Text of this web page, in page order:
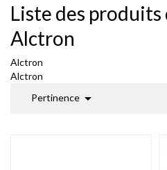
Liste des produits
Alctron
Alctron
Alctron
Pertinence 